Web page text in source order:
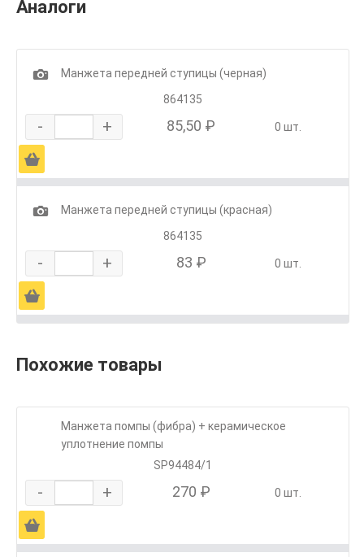
Аналоги
1
Манжета передней ступицы (черная)
864135
- + 85,50 ₽ 0 шт.
Ä
1
Манжета передней ступицы (красная)
864135
- + 83 ₽ 0 шт.
Ä
Похожие товары
Манжета помпы (фибра) + керамическое
уплотнение помпы
SP94484/1
- + 270 ₽ 0 шт.
Ä